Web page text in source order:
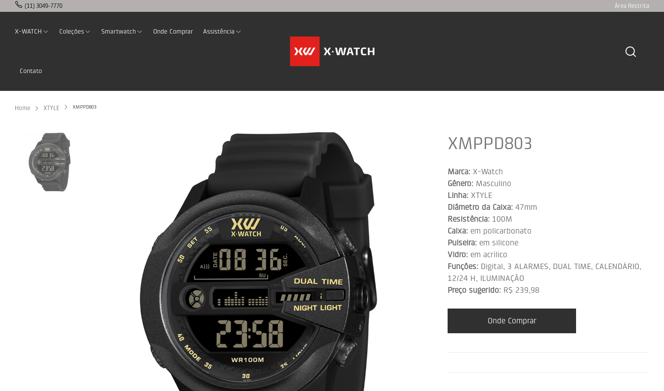
(11) 3049-7770 Área Restrita
X-WATCH Coleções Smartwatch Onde Comprar Assistência
Contato
Home XTYLE XMPPD803
XMPPD803
Marca: X-Watch
Gênero: Masculino
Linha: XTYLE
Diâmetro da Caixa: 47mm
Resistência: 100M
Caixa: em policarbonato
Pulseira: em silicone
Vidro: em acrílico
Funções: Digital, 3 ALARMES, DUAL TIME, CALENDÁRIO,
12/24 H, ILUMINAÇÃO
Preço sugerido: R$ 239,98
Onde Comprar